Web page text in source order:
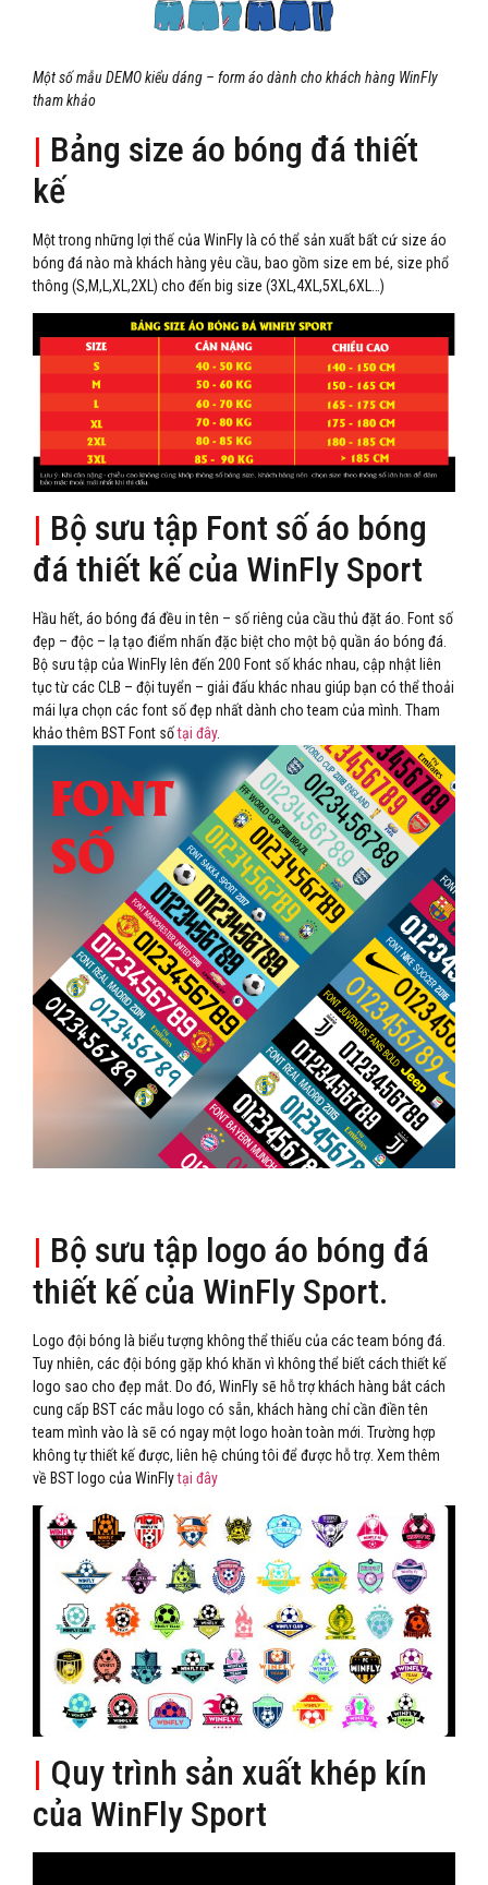
Một số mẫu DEMO kiểu dáng – form áo dành cho khách hàng WinFly
tham khảo
| Bảng size áo bóng đá thiết
kế
Một trong những lợi thế của WinFly là có thể sản xuất bất cứ size áo
bóng đá nào mà khách hàng yêu cầu, bao gồm size em bé, size phổ
thông (S,M,L,XL,2XL) cho đến big size (3XL,4XL,5XL,6XL…)
| Bộ sưu tập Font số áo bóng
đá thiết kế của WinFly Sport
Hầu hết, áo bóng đá đều in tên – số riêng của cầu thủ đặt áo. Font số
đẹp – độc – lạ tạo điểm nhấn đặc biệt cho một bộ quần áo bóng đá.
Bộ sưu tập của WinFly lên đến 200 Font số khác nhau, cập nhật liên
tục từ các CLB – đội tuyển – giải đấu khác nhau giúp bạn có thể thoải
mái lựa chọn các font số đẹp nhất dành cho team của mình. Tham
khảo thêm BST Font sốtại đây.
| Bộ sưu tập logo áo bóng đá
thiết kế của WinFly Sport.
Logo đội bóng là biểu tượng không thể thiếu của các team bóng đá.
Tuy nhiên, các đội bóng gặp khó khăn vì không thể biết cách thiết kế
logo sao cho đẹp mắt. Do đó, WinFly sẽ hỗ trợ khách hàng bắt cách
cung cấp BST các mẫu logo có sẵn, khách hàng chỉ cần điền tên
team mình vào là sẽ có ngay một logo hoàn toàn mới. Trường hợp
không tự thiết kế được, liên hệ chúng tôi để được hỗ trợ. Xem thêm
về BST logo của WinFlytại đây
| Quy trình sản xuất khép kín
của WinFly Sport